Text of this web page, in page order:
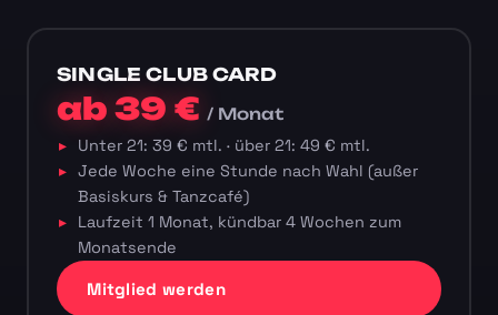
SINGLE CLUB CARD
ab 39 €/ Monat
Unter 21: 39 € mtl. · über 21: 49 € mtl.
Jede Woche eine Stunde nach Wahl (außer
Basiskurs & Tanzcafé)
Laufzeit 1 Monat, kündbar 4 Wochen zum
Monatsende
Mitglied werden